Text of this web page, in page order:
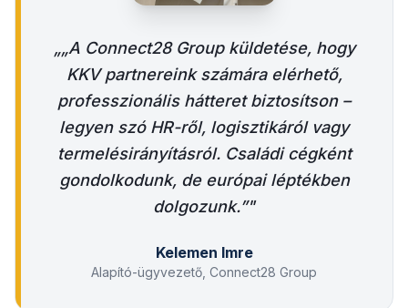
„„A Connect28 Group küldetése, hogy
KKV partnereink számára elérhető,
professzionális hátteret biztosítson –
legyen szó HR-ről, logisztikáról vagy
termelésirányításról. Családi cégként
gondolkodunk, de európai léptékben
dolgozunk.”"
Kelemen Imre
Alapító-ügyvezető, Connect28 Group